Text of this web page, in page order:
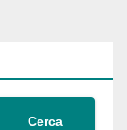
Cerca